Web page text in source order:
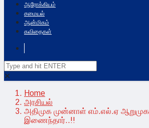
ஆரோக்கியம்
சமையல்
ஆன்மிகம்
கவிதைகள்
✕
Home
அரசியல்
அதிமுக முன்னாள் எம்.எல்.ஏ
இணைந்தார்..!!